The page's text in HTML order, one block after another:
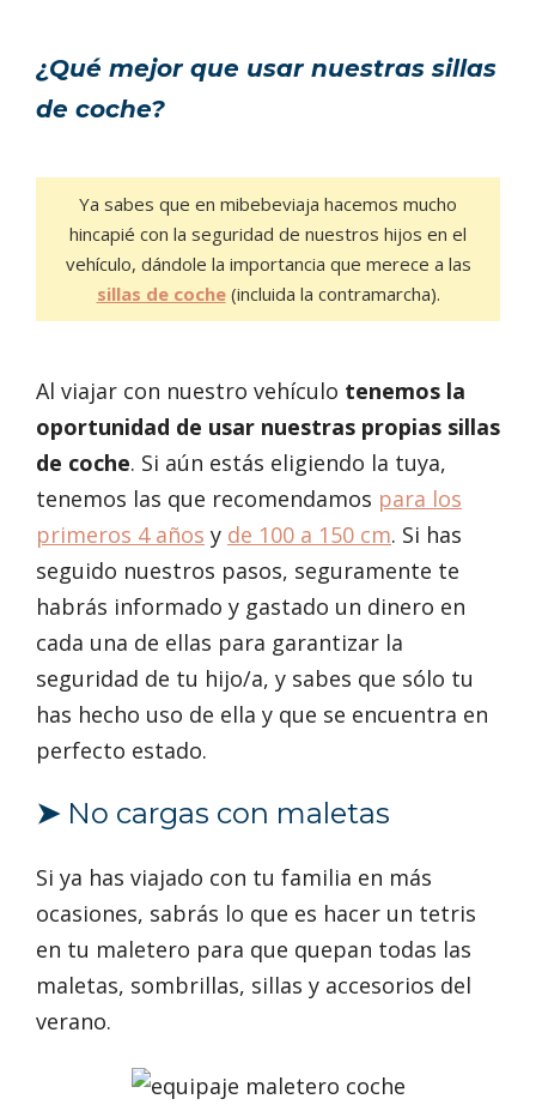
¿Qué mejor que usar nuestras sillas
de coche?
Ya sabes que en mibebeviaja hacemos mucho
hincapié con la seguridad de nuestros hijos en el
vehículo, dándole la importancia que merece a las
sillas de coche(incluida la contramarcha).
Al viajar con nuestro vehículo tenemos la
oportunidad de usar nuestras propias sillas
de coche. Si aún estás eligiendo la tuya,
tenemos las que recomendamos para los
primeros 4 años y de 100 a 150 cm. Si has
seguido nuestros pasos, seguramente te
habrás informado y gastado un dinero en
cada una de ellas para garantizar la
seguridad de tu hijo/a, y sabes que sólo tu
has hecho uso de ella y que se encuentra en
perfecto estado.
➤No cargas con maletas
Si ya has viajado con tu familia en más
ocasiones, sabrás lo que es hacer un tetris
en tu maletero para que quepan todas las
maletas, sombrillas, sillas y accesorios del
verano.